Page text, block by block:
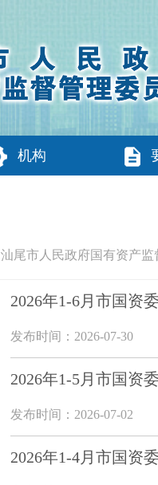
机构
汕尾市人民政府国有资产监
2026年1-6月市国资
发布时间：2026-07-30
2026年1-5月市国资
发布时间：2026-07-02
2026年1-4月市国资